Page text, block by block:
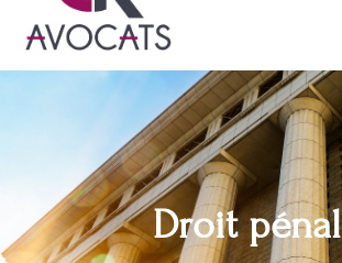
Droit pénal